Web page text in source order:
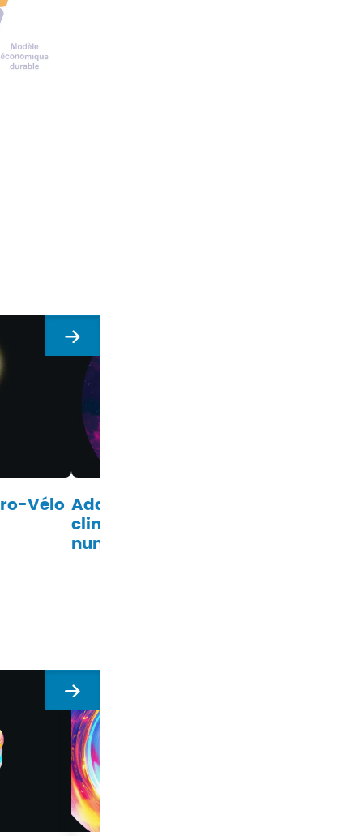
Vélo Adaptation au changement
climatique : quelle place pour le
numérique ?
Suivant
Suivant